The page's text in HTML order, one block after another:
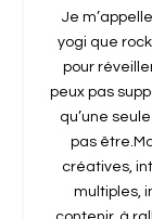
Je
yogi que
pour
peux pas
qu’une
pas
créatives,
multiples,